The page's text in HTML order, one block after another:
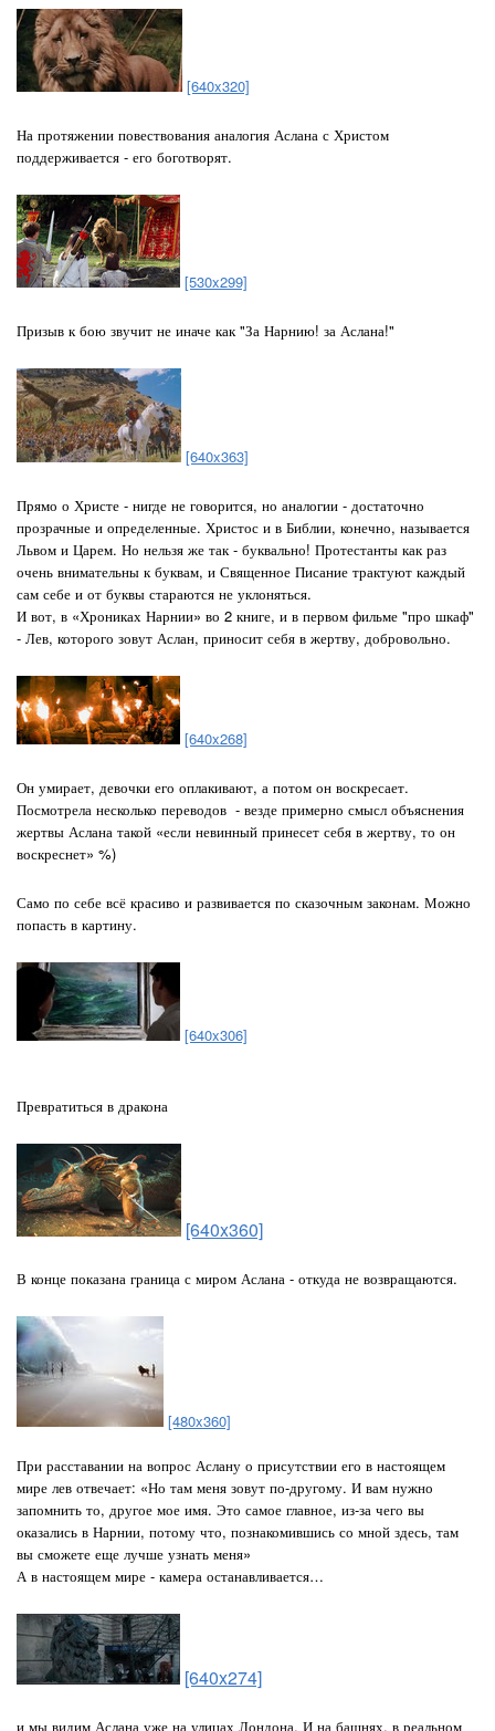
[640x320]
На протяжении повествования аналогия Аслана с Христом
поддерживается - его боготворят.
[530x299]
Призыв к бою звучит не иначе как "За Нарнию! за Аслана!"
[640x363]
Прямо о Христе - нигде не говорится, но аналогии - достаточно
прозрачные и определенные. Христос и в Библии, конечно, называется
Львом и Царем. Но нельзя же так - буквально! Протестанты как раз
очень внимательны к буквам, и Священное Писание трактуют каждый
сам себе и от буквы стараются не уклоняться.
И вот, в «Хрониках Нарнии» во 2 книге, и в первом фильме "про шкаф"
- Лев, которого зовут Аслан, приносит себя в жертву, добровольно.
[640x268]
Он умирает, девочки его оплакивают, а потом он воскресает.
Посмотрела несколько переводов - везде примерно смысл объяснения
жертвы Аслана такой «если невинный принесет себя в жертву, то он
воскреснет» %)
Само по себе всё красиво и развивается по сказочным законам. Можно
попасть в картину.
[640x306]
Превратиться в дракона
[640x360]
В конце показана граница с миром Аслана - откуда не возвращаются.
[480x360]
При расставании на вопрос Аслану о присутствии его в настоящем
мире лев отвечает: «Но там меня зовут по-другому. И вам нужно
запомнить то, другое мое имя. Это самое главное, из-за чего вы
оказались в Нарнии, потому что, познакомившись со мной здесь, там
вы сможете еще лучше узнать меня»
А в настоящем мире - камера останавливается…
[640x274]
и мы видим Аслана уже на улицах Лондона. И на башнях, в реальном